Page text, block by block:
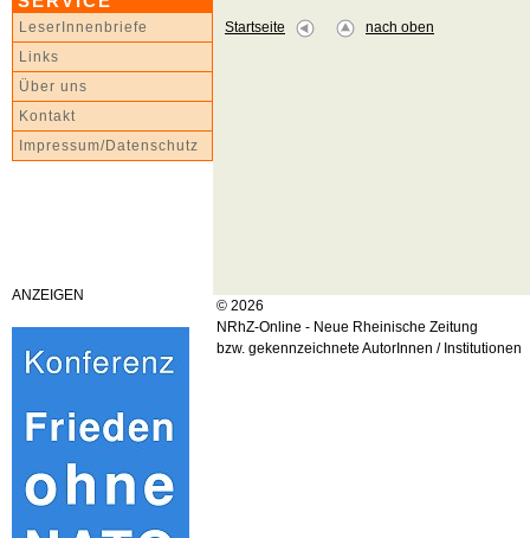
LeserInnenbriefe
Links
Über uns
Kontakt
Impressum/Datenschutz
ANZEIGEN
Startseite nach oben
© 2026
NRhZ-Online - Neue Rheinische Zeitung
bzw. gekennzeichnete AutorInnen / Institutionen